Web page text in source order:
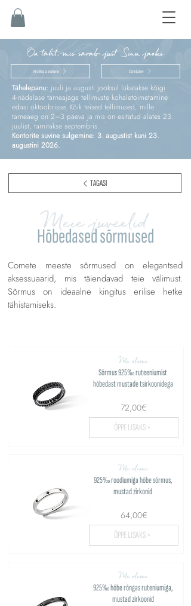
On täht, mis särab just Sinu jaoks
Kinnitus ja esimene Sünnipäev
Tähelepanu: juuli ja augusti jooksul lükatakse kõigi
4‑nädalase tarneajaga tellimuste kohaletoimetamine
edasi oktoobrisse. Kõik teised tellimused, mille
tarneaeg on 2–3 päeva ja mis on esitatud alates 23.
juulist, tarnitakse septembris.
Kontorite suvine sulgemine: 3. augustist kuni 23.
augustini 2026.
TAGASI
Hõbedased sõrmused
Meie juveelid
Comete meeste sõrmused on elegantsed
aksessuaarid, mis täiendavad teie välimust.
Sõrmus on ideaalne kingitus erilise hetke
tähistamiseks.
Me oleme
Sõrmus 925‰ ruteeniumist
hõbedast mustade tsirkoonidega
72,00€
ÕPPE LISAKS >
Me oleme
925‰ roodiumiga hõbe sõrmus,
mustad zirkonid
64,00€
ÕPPE LISAKS >
Me oleme
925‰ hõbe rõngas ruteniumiga,
mustad zirkoonid